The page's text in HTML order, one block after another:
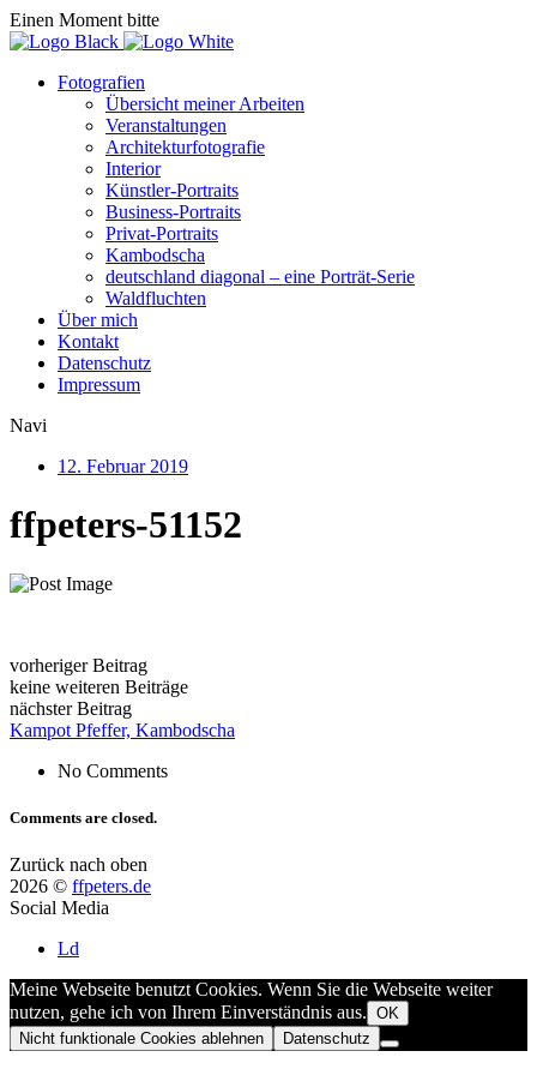
Einen Moment bitte
Fotografien
Übersicht meiner Arbeiten
Veranstaltungen
Architekturfotografie
Interior
Künstler-Portraits
Business-Portraits
Privat-Portraits
Kambodscha
deutschland diagonal – eine Porträt-Serie
Waldfluchten
Über mich
Kontakt
Datenschutz
Impressum
Navi
12. Februar 2019
ffpeters-51152
vorheriger Beitrag
keine weiteren Beiträge
nächster Beitrag
Kampot Pfeffer, Kambodscha
No Comments
Comments are closed.
Zurück nach oben
2026 © ffpeters.de
Social Media
Ld
Meine Webseite benutzt Cookies. Wenn Sie die Webseite weiter
nutzen, gehe ich von Ihrem Einverständnis aus. OK
Nicht funktionale Cookies ablehnen
Datenschutz